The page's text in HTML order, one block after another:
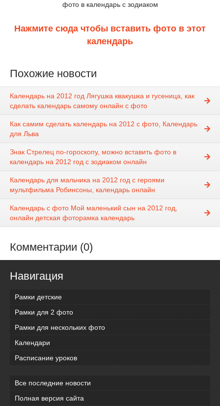
фото в календарь с зодиаком
Нажмите сюда чтобы вставить фото в этот
календарь
Похожие новости
Календарь на 2012 год Лягушка квакушка и гусеница, как
сделать календарь самому онлайн с фото
Как самим сделать календарь на 2012 с фото, Календарь
для Льва
Знак Стрелец по-гороскопу, можно вставить фото в
календарь на 2012 год с зодиаком онлайн
Календарь для мальчика на 2012 год с героями
мультфильма Робинсоны, календарь онлайн
Календарь с фото Мой маленький сын на 2012 год,
онлайн детская фоторамка календарь
Комментарии (0)
Навигация
Рамки детские
Рамки для 2 фото
Рамки для нескольких фото
Календари
Расписание уроков
Все последние новости
Полная версия сайта